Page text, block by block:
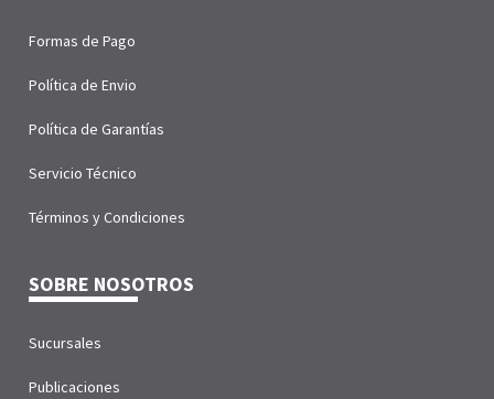
Formas de Pago
Política de Envio
Política de Garantías
Servicio Técnico
Términos y Condiciones
SOBRE NOSOTROS
Sucursales
Publicaciones